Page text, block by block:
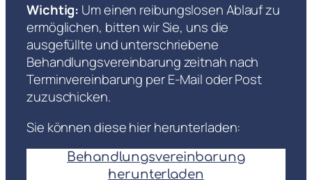
Wichtig: Um einen reibungslosen Ablauf zu
ermöglichen, bitten wir Sie, uns die
ausgefüllte und unterschriebene
Behandlungsvereinbarung zeitnah nach
Terminvereinbarung per E-Mail oder Post
zuzuschicken.
Sie können diese hier herunterladen:
Behandlungsvereinbarung
herunterladen